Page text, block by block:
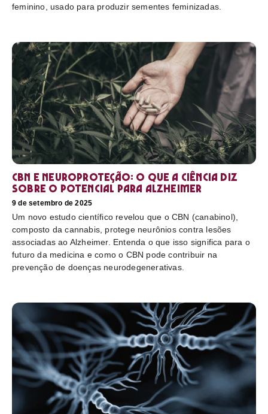
feminino, usado para produzir sementes feminizadas.
CBN e neuroproteção: o que a ciência diz
sobre o potencial para Alzheimer
9 de setembro de 2025
Um novo estudo científico revelou que o CBN (canabinol),
composto da cannabis, protege neurônios contra lesões
associadas ao Alzheimer. Entenda o que isso significa para o
futuro da medicina e como o CBN pode contribuir na
prevenção de doenças neurodegenerativas.